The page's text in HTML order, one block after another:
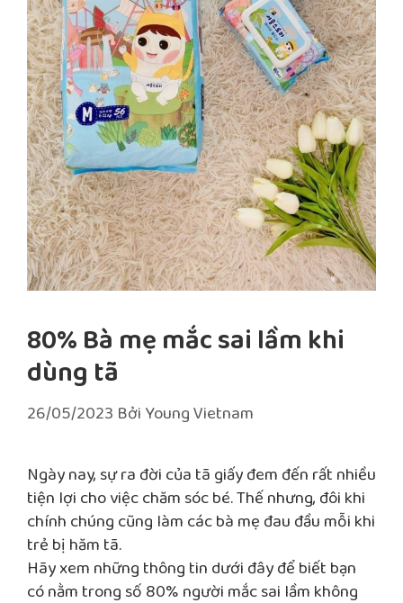
80% Bà mẹ mắc sai lầm khi
dùng tã
26/05/2023 Bởi Young Vietnam
Ngày nay, sự ra đời của tã giấy đem đến rất nhiều
tiện lợi cho việc chăm sóc bé. Thế nhưng, đôi khi
chính chúng cũng làm các bà mẹ đau đầu mỗi khi
trẻ bị hăm tã.
Hãy xem những thông tin dưới đây để biết bạn
có nằm trong số 80% người mắc sai lầm không